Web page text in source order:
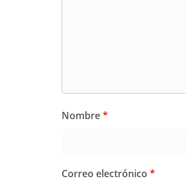
Nombre*
Correo electrónico *